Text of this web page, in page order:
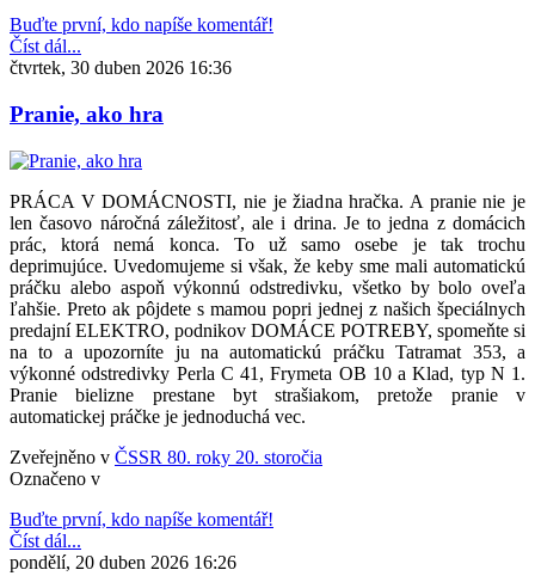
Buďte první, kdo napíše komentář!
Číst dál...
čtvrtek, 30 duben 2026 16:36
Pranie, ako hra
PRÁCA V DOMÁCNOSTI, nie je žiadna hračka. A pranie nie je
len časovo náročná záležitosť, ale i drina. Je to jedna z domácich
prác, ktorá nemá konca. To už samo osebe je tak trochu
deprimujúce. Uvedomujeme si však, že keby sme mali automatickú
práčku alebo aspoň výkonnú odstredivku, všetko by bolo oveľa
ľahšie. Preto ak pôjdete s mamou popri jednej z našich špeciálnych
predajní ELEKTRO, podnikov DOMÁCE POTREBY, spomeňte si
na to a upozorníte ju na automatickú práčku Tatramat 353, a
výkonné odstredivky Perla C 41, Frymeta OB 10 a Klad, typ N 1.
Pranie bielizne prestane byt strašiakom, pretože pranie v
automatickej práčke je jednoduchá vec.
Zveřejněno v ČSSR 80. roky 20. storočia
Označeno v
Buďte první, kdo napíše komentář!
Číst dál...
pondělí, 20 duben 2026 16:26